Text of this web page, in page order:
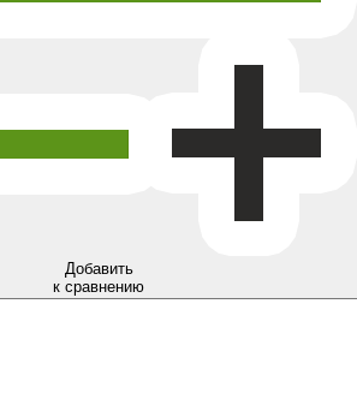
Добавить
к сравнению